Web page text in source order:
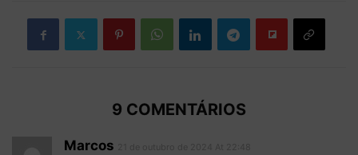
9 COMENTÁRIOS
Marcos